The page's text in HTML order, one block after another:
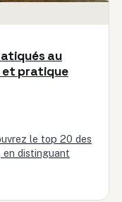
au
et pratique
le top 20 des
en distinguant